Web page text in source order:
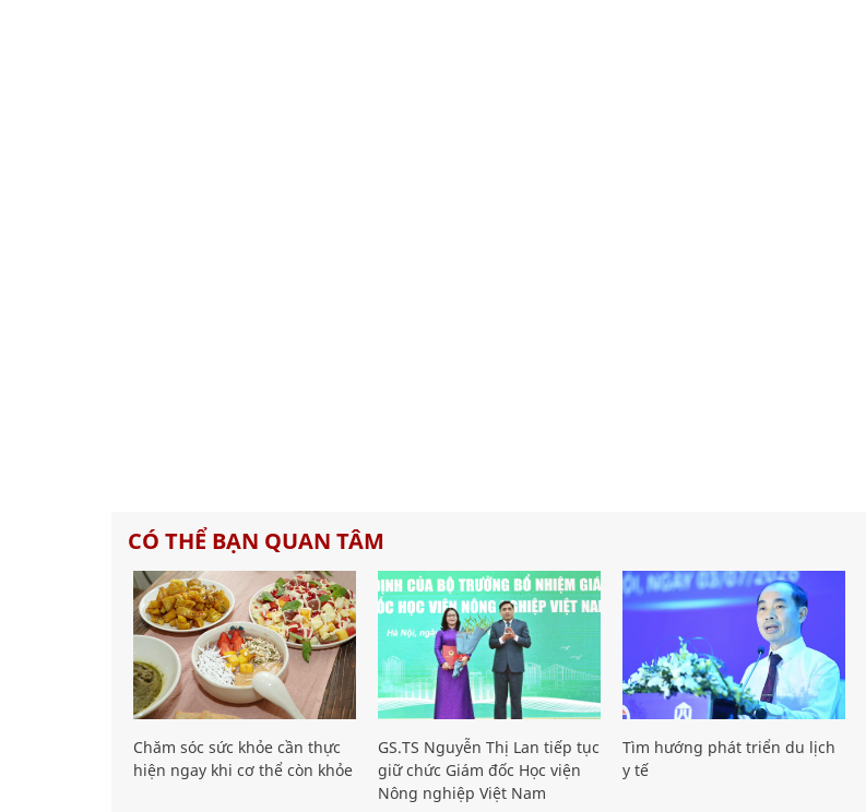
CÓ THỂ BẠN QUAN TÂM
Chăm sóc sức khỏe cần thực
hiện ngay khi cơ thể còn khỏe
GS.TS Nguyễn Thị Lan tiếp tục
giữ chức Giám đốc Học viện
Nông nghiệp Việt Nam
Tìm hướng phát triển du lịch
y tế